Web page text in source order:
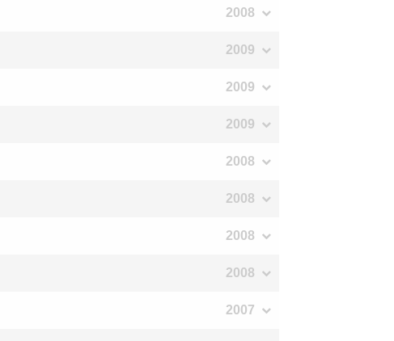
2008
2009
2009
2009
2008
2008
2008
2008
2007